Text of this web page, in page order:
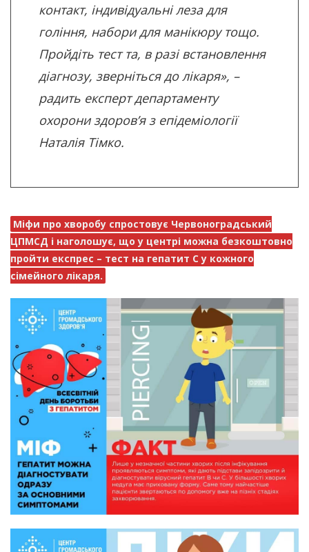
контакт, індивідуальні леза для
гоління, набори для манікюру тощо.
Пройдіть тест та, в разі встановлення
діагнозу, зверніться до лікаря», –
радить експерт департаменту
охорони здоров’я з епідеміології
Наталія Тімко.
Міфи про хворобу спростовує Червоноградський
ЦПМСД і наголошує, що у центрі можна безкоштовно
пройти експрес – тест на гепатит С у кожного
сімейного лікаря.